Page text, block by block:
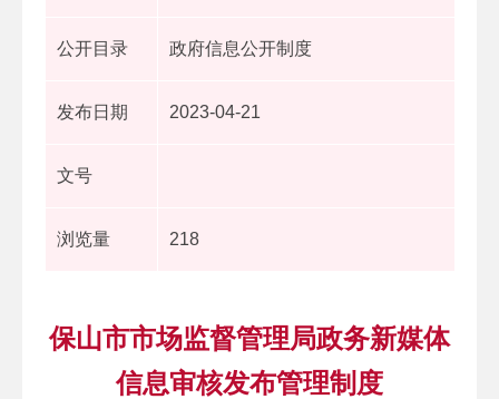
公开目录 政府信息公开制度
发布日期 2023-04-21
文号
浏览量 218
保山市市场监督管理局政务新媒体
信息审核发布管理制度